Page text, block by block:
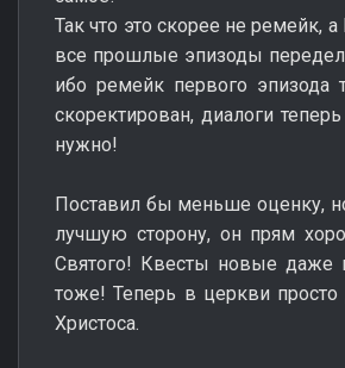
Так что это скорее не ремейк,
все прошлые эпизоды
ибо ремейк первого эпизода
скоректирован, диалоги
нужно!
Поставил бы меньше оценку,
лучшую сторону, он прям
Святого! Квесты новые даже
тоже! Теперь в церкви просто
Христоса.